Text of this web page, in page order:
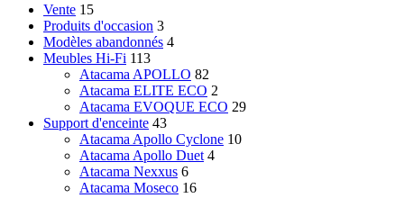
Vente 15
Produits d'occasion 3
Modèles abandonnés 4
Meubles Hi-Fi 113
Atacama APOLLO 82
Atacama ELITE ECO 2
Atacama EVOQUE ECO 29
Support d'enceinte 43
Atacama Apollo Cyclone 10
Atacama Apollo Duet 4
Atacama Nexxus 6
Atacama Moseco 16